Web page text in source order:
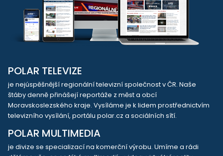
POLAR TELEVIZE
je nejúspěšnější regionální televizní společnost v ČR. Naše
štáby denně přinášejí reportáže z měst a obcí
Moravskoslezského kraje. Vysíláme je k lidem prostřednictvím
televizního vysílání, portálu polar.cz a sociálních sítí.
POLAR MULTIMEDIA
je divize se specializací na komerční výrobu. Umíme a rádi